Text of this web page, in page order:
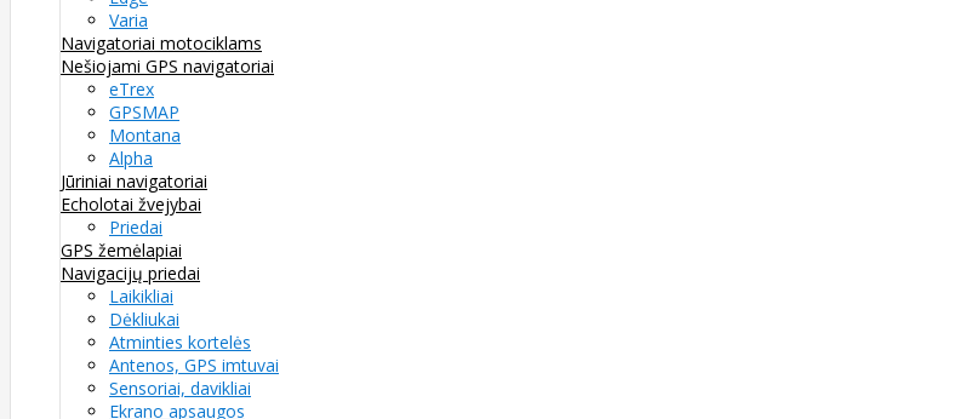
Varia
Navigatoriai motociklams
Nešiojami GPS navigatoriai
eTrex
GPSMAP
Montana
Alpha
Jūriniai navigatoriai
Echolotai žvejybai
Priedai
GPS žemėlapiai
Navigacijų priedai
Laikikliai
Dėkliukai
Atminties kortelės
Antenos, GPS imtuvai
Sensoriai, davikliai
Ekrano apsaugos